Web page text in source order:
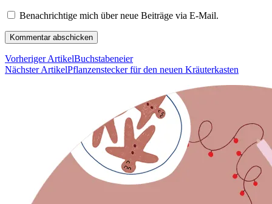
Benachrichtige mich über neue Beiträge via E-Mail.
Vorheriger ArtikelBuchstabeneier
Nächster ArtikelPflanzenstecker für den neuen Kräuterkasten